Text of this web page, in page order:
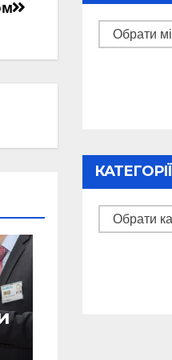
Архіви
КАТЕГОРІЇ
Категорії